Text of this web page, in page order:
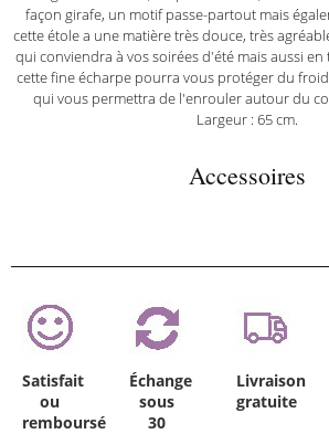
façon girafe, un motif passe-partout mais
cette étole a une matière très douce, très
qui conviendra à vos soirées d'été mais aussi
cette fine écharpe pourra vous protéger du
qui vous permettra de l'enrouler autour du
Largeur : 65 cm.
Accessoires
Satisfait
ou
remboursé
Échange
sous
30
Livraison
gratuite